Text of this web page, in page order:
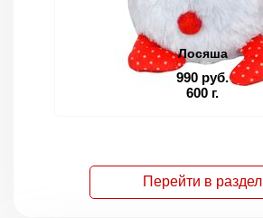
Лосяша
990 руб.
600 г.
Перейти в раздел